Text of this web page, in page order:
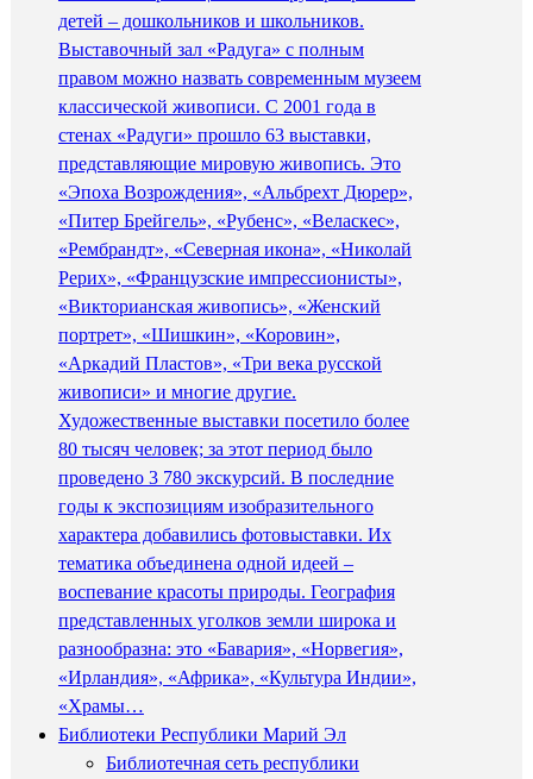
детей – дошкольников и школьников.
Выставочный зал «Радуга» с полным
правом можно назвать современным музеем
классической живописи. С 2001 года в
стенах «Радуги» прошло 63 выставки,
представляющие мировую живопись. Это
«Эпоха Возрождения», «Альбрехт Дюрер»,
«Питер Брейгель», «Рубенс», «Веласкес»,
«Рембрандт», «Северная икона», «Николай
Рерих», «Французские импрессионисты»,
«Викторианская живопись», «Женский
портрет», «Шишкин», «Коровин»,
«Аркадий Пластов», «Три века русской
живописи» и многие другие.
Художественные выставки посетило более
80 тысяч человек; за этот период было
проведено 3 780 экскурсий. В последние
годы к экспозициям изобразительного
характера добавились фотовыставки. Их
тематика объединена одной идеей –
воспевание красоты природы. География
представленных уголков земли широка и
разнообразна: это «Бавария», «Норвегия»,
«Ирландия», «Африка», «Культура Индии»,
«Храмы…
Библиотеки Республики Марий Эл
Библиотечная сеть республики